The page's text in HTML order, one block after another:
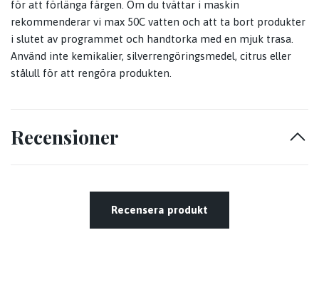
för att förlänga färgen. Om du tvättar i maskin
rekommenderar vi max 50C vatten och att ta bort produkter
i slutet av programmet och handtorka med en mjuk trasa.
Använd inte kemikalier, silverrengöringsmedel, citrus eller
stålull för att rengöra produkten.
Recensioner
Recensera produkt